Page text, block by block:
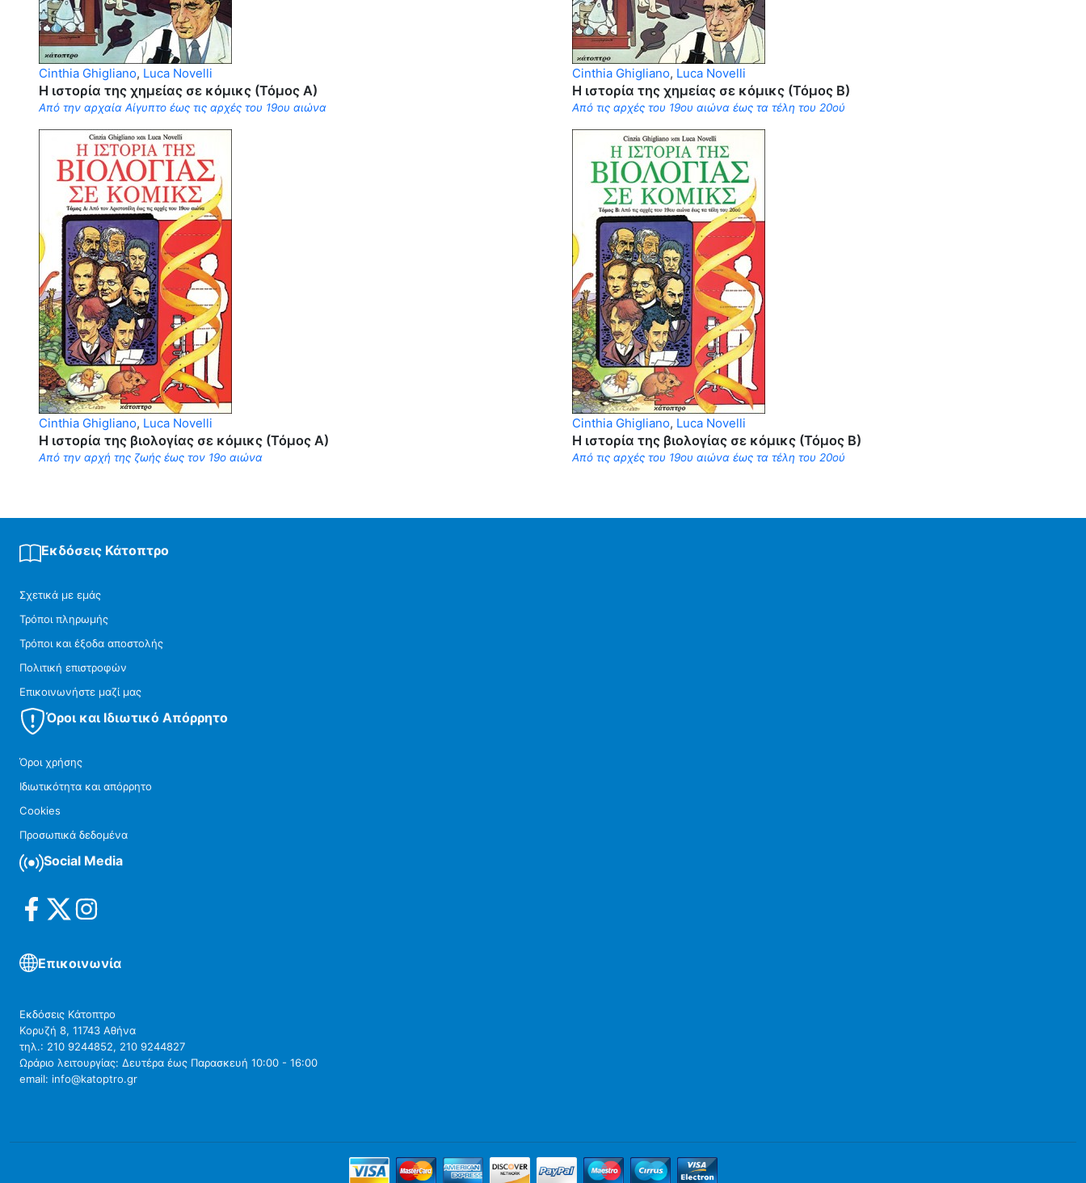
Cinthia Ghigliano, Luca Novelli
Η ιστορία της χημείας σε κόμικς (Τόμος Α)
Από την αρχαία Αίγυπτο έως τις αρχές του 19ου αιώνα
Cinthia Ghigliano, Luca Novelli
Η ιστορία της χημείας σε κόμικς (Τόμος Β)
Από τις αρχές του 19ου αιώνα έως τα τέλη του 20ού
Cinthia Ghigliano, Luca Novelli
Η ιστορία της βιολογίας σε κόμικς (Τόμος Α)
Από την αρχή της ζωής έως τον 19ο αιώνα
Cinthia Ghigliano, Luca Novelli
Η ιστορία της βιολογίας σε κόμικς (Τόμος Β)
Από τις αρχές του 19ου αιώνα έως τα τέλη του 20ού
Εκδόσεις Κάτοπτρο
Σχετικά με εμάς
Τρόποι πληρωμής
Τρόποι και έξοδα αποστολής
Πολιτική επιστροφών
Επικοινωνήστε μαζί μας
Όροι και Ιδιωτικό Απόρρητο
Όροι χρήσης
Ιδιωτικότητα και απόρρητο
Cookies
Προσωπικά δεδομένα
Social Media
Επικοινωνία
Εκδόσεις Κάτοπτρο
Κορυζή 8, 11743 Αθήνα
τηλ.: 210 9244852, 210 9244827
Ωράριο λειτουργίας: Δευτέρα έως Παρασκευή 10:00 - 16:00
email: info@katoptro.gr